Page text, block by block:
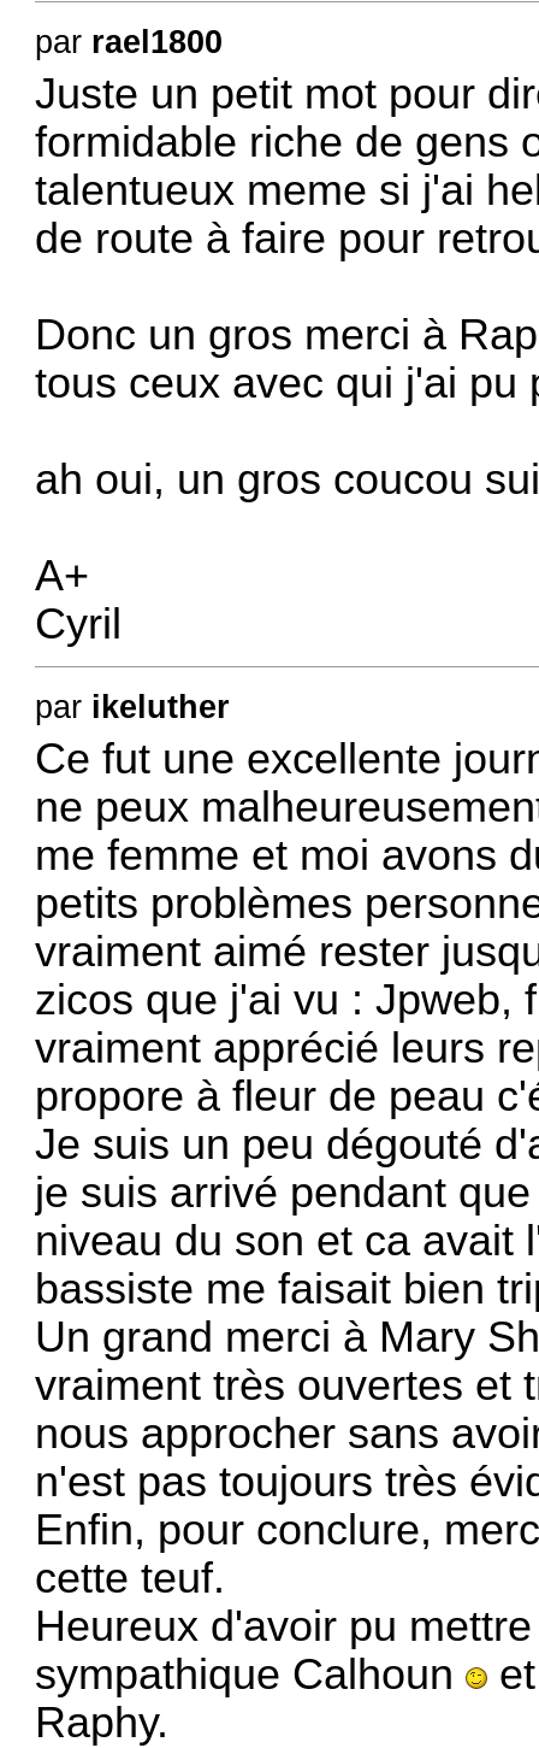
par rael1800
Juste un petit mot pour
formidable riche de gens
talentueux meme si j'ai
de route à faire pour
Donc un gros merci à
tous ceux avec qui j'ai pu
ah oui, un gros coucou
A+
Cyril
par ikeluther
Ce fut une excellente
ne peux
me femme et moi avons
petits problèmes
vraiment aimé rester
zicos que j'ai vu : Jpweb,
vraiment apprécié leurs
propore à fleur de peau
Je suis un peu dégouté
je suis arrivé pendant
niveau du son et ca avait
bassiste me faisait bien
Un grand merci à Mary
vraiment très ouvertes et
nous approcher sans
n'est pas toujours très
Enfin, pour conclure,
cette teuf.
Heureux d'avoir pu
sympathique Calhoun
Raphy.